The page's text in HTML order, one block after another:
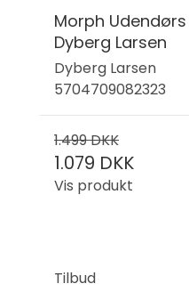
Morph
Dyberg Larsen
Dyberg Larsen
5704709082323
1.499 DKK
1.079 DKK
Vis produkt
Tilbud